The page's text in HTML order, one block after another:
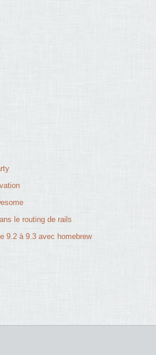
le routing de rails
9.2 à 9.3 avec homebrew